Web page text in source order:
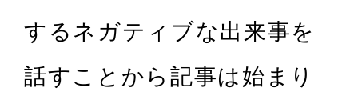
するネガティブな出来事を
話すことから記事は始まり